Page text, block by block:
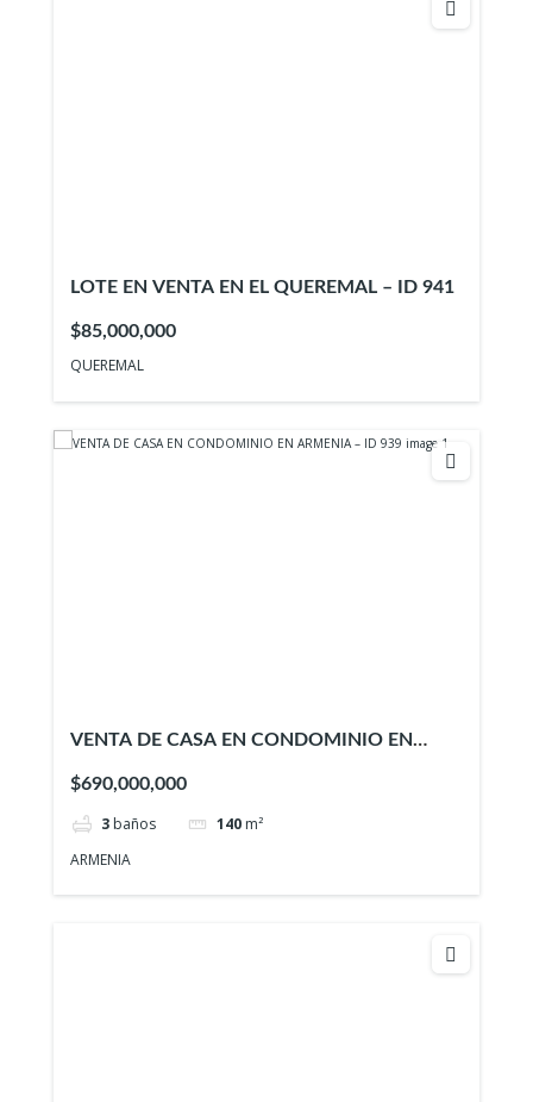
LOTE EN VENTA EN EL QUEREMAL – ID 941
$85,000,000
QUEREMAL
VENTA DE CASA EN CONDOMINIO EN
$690,000,000
3 baños 140 m²
ARMENIA